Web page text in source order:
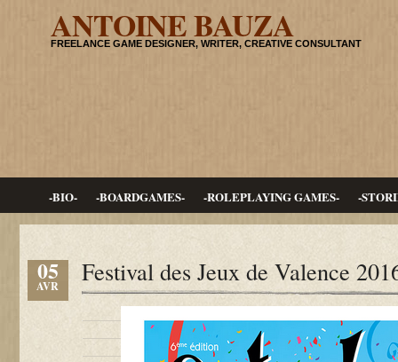
ANTOINE BAUZA
FREELANCE GAME DESIGNER, WRITER, CREATIVE CONSULTANT
-BIO- -BOARDGAMES- -ROLEPLAYING GAMES- -
05
AVR Festival des Jeux de Valence